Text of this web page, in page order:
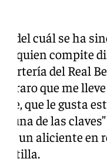
y del cuál se ha
quien compite
del Real
raro que me
que le gusta
una de las
un aliciente